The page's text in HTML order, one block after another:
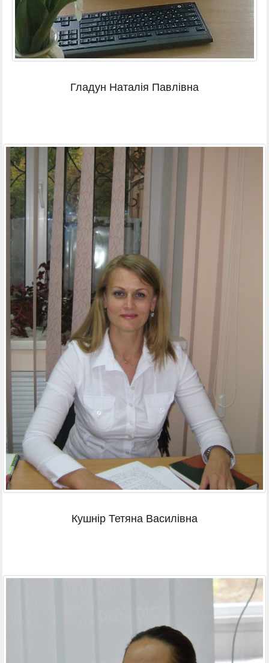
Гладун Наталія Павлівна
Кушнір Тетяна Василівна